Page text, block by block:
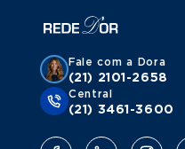
Fale com a Dora
(21) 2101-2658
Central
(21) 3461-3600